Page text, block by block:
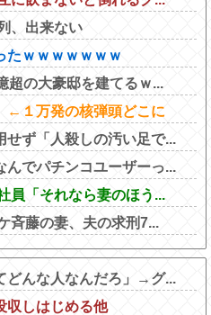
、出来ない
たｗｗｗｗｗｗｗ
超の大豪邸を建てるｗ...
←１万発の核弾頭どこに
せず「人殺しの汚い足で...
んでパチンコユーザーっ...
員「それなら妻のほう...
斉藤の妻、夫の求刑7...
どんな人なんだろ」→グ...
収しはじめる他